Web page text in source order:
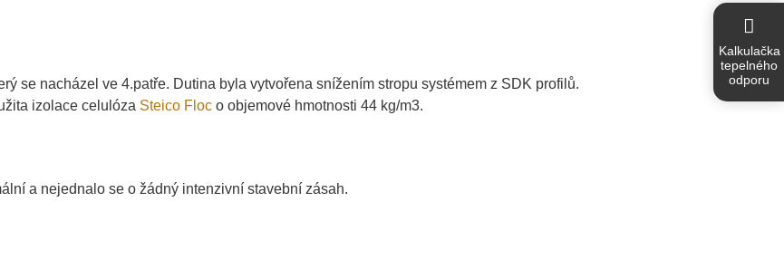
se nacházel ve 4.patře. Dutina byla vytvořena snížením stropu systémem z SDK profilů.
izolace celulóza Steico Floc o objemové hmotnosti 44 kg/m3.
a nejednalo se o žádný intenzivní stavební zásah.
Kalkulačka
tepelného
odporu